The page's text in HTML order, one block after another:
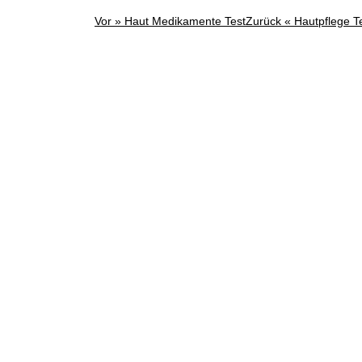
Post
Vor » Haut Medikamente TestZurück « Hautpflege